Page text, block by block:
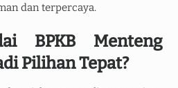
dan terpercaya.
BPKB Menteng
Pilihan Tepat?